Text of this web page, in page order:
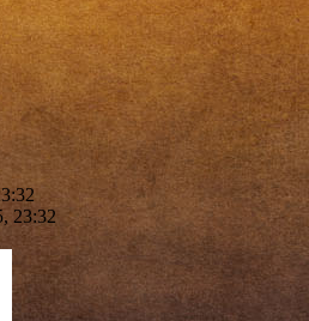
23:32